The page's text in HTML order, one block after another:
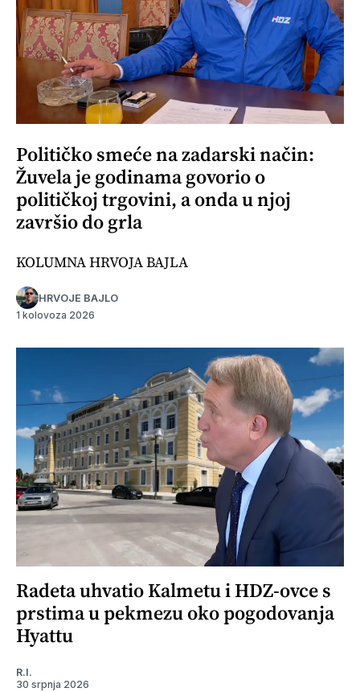
Političko smeće na zadarski način:
Žuvela je godinama govorio o
političkoj trgovini, a onda u njoj
završio do grla
KOLUMNA HRVOJA BAJLA
HRVOJE BAJLO
1 kolovoza 2026
Radeta uhvatio Kalmetu i HDZ-ovce s
prstima u pekmezu oko pogodovanja
Hyattu
R.I.
30 srpnja 2026